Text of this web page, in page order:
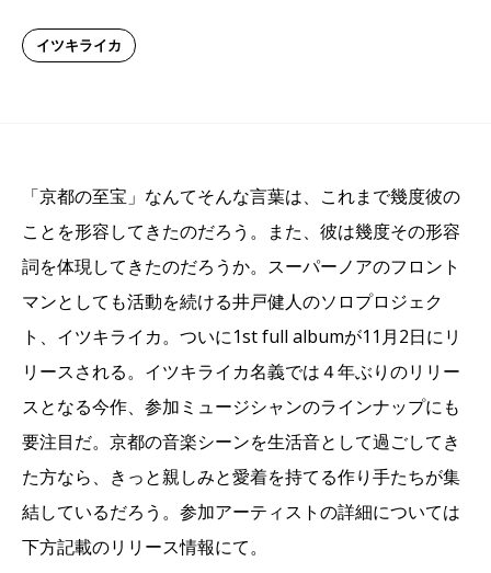
イツキライカ
「京都の至宝」なんてそんな言葉は、これまで幾度彼の
ことを形容してきたのだろう。また、彼は幾度その形容
詞を体現してきたのだろうか。スーパーノアのフロント
マンとしても活動を続ける井戸健人のソロプロジェク
ト、イツキライカ。ついに1st full albumが11月2日にリ
リースされる。イツキライカ名義では４年ぶりのリリー
スとなる今作、参加ミュージシャンのラインナップにも
要注目だ。京都の音楽シーンを生活音として過ごしてき
た方なら、きっと親しみと愛着を持てる作り手たちが集
結しているだろう。参加アーティストの詳細については
下方記載のリリース情報にて。